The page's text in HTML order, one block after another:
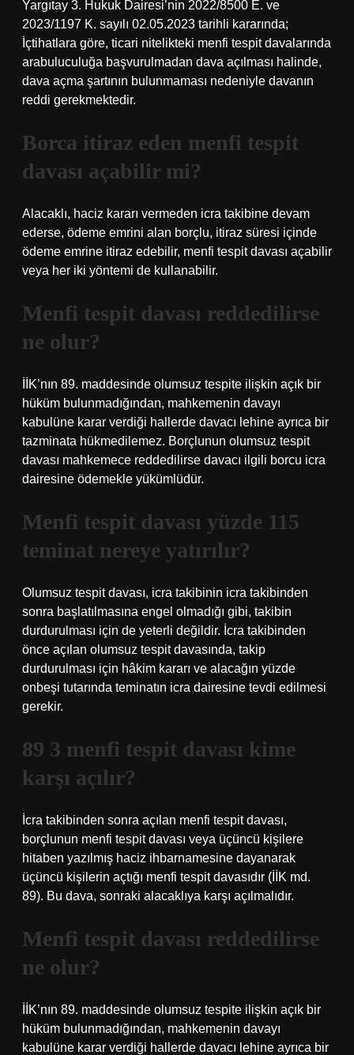
Yargıtay 3. Hukuk Dairesi’nin 2022/8500 E. ve
2023/1197 K. sayılı 02.05.2023 tarihli kararında;
İçtihatlara göre, ticari nitelikteki menfi tespit davalarında
arabuluculuğa başvurulmadan dava açılması halinde,
dava açma şartının bulunmaması nedeniyle davanın
reddi gerekmektedir.
Borca itiraz eden menfi tespit
davası açabilir mi?
Alacaklı, haciz kararı vermeden icra takibine devam
ederse, ödeme emrini alan borçlu, itiraz süresi içinde
ödeme emrine itiraz edebilir, menfi tespit davası açabilir
veya her iki yöntemi de kullanabilir.
Menfi tespit davası reddedilirse
ne olur?
İİK’nın 89. maddesinde olumsuz tespite ilişkin açık bir
hüküm bulunmadığından, mahkemenin davayı
kabulüne karar verdiği hallerde davacı lehine ayrıca bir
tazminata hükmedilemez. Borçlunun olumsuz tespit
davası mahkemece reddedilirse davacı ilgili borcu icra
dairesine ödemekle yükümlüdür.
Menfi tespit davası yüzde 115
teminat nereye yatırılır?
Olumsuz tespit davası, icra takibinin icra takibinden
sonra başlatılmasına engel olmadığı gibi, takibin
durdurulması için de yeterli değildir. İcra takibinden
önce açılan olumsuz tespit davasında, takip
durdurulması için hâkim kararı ve alacağın yüzde
onbeşi tutarında teminatın icra dairesine tevdi edilmesi
gerekir.
89 3 menfi tespit davası kime
karşı açılır?
İcra takibinden sonra açılan menfi tespit davası,
borçlunun menfi tespit davası veya üçüncü kişilere
hitaben yazılmış haciz ihbarnamesine dayanarak
üçüncü kişilerin açtığı menfi tespit davasıdır (İİK md.
89). Bu dava, sonraki alacaklıya karşı açılmalıdır.
Menfi tespit davası reddedilirse
ne olur?
İİK’nın 89. maddesinde olumsuz tespite ilişkin açık bir
hüküm bulunmadığından, mahkemenin davayı
kabulüne karar verdiği hallerde davacı lehine ayrıca bir